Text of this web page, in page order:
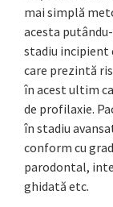
mai simplă
acesta
stadiu incipient
care prezintă
în acest ultim
de profilaxie.
în stadiu
conform cu
parodontal,
ghidată etc.